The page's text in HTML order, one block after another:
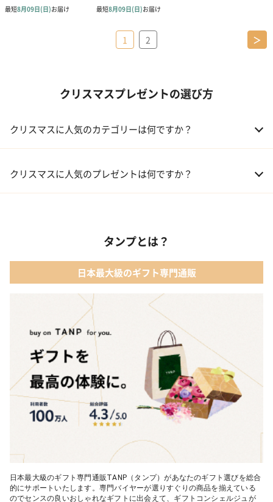
1 2 ＞
クリスマスプレゼントの選び方
クリスマスに人気のカテゴリーは何ですか？
02 ファッション小物
04 メイクアップ
05 入浴剤・バスケア
クリスマスに人気のプレゼントは何ですか？
03 【名入れギフト】フラワーティントリップ［日本限定ピンクゴ
ールドパッケージ］
04 FLOWERiUM®︎ Christmas toilette（フラワリウム クリスマス
05 2人のための体験カタログ FOR2ギフト（GREEN）
タンプとは？
日本最大級のギフト専門通販
日本最大級のギフト専門通販TANP（タンプ）があなたのギフト選びを総合
的にサポートいたします。専門バイヤーが選りすぐりの商品を揃えている
のでセンスの良いおしゃれなギフトに出会えて、ギフトコンシェルジュが